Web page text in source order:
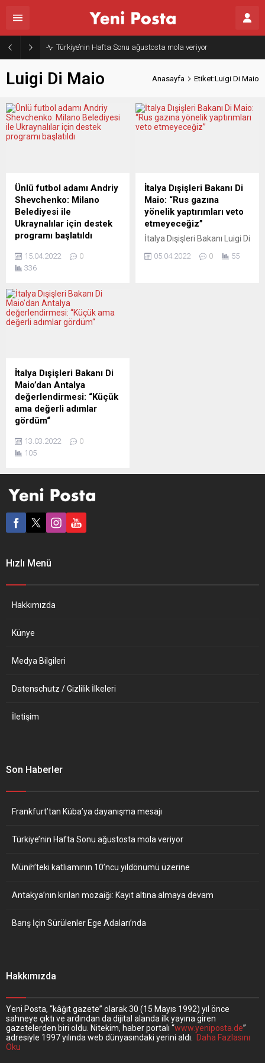
Türkiye’nin Hafta Sonu ağustosta mola veriyor
Luigi Di Maio Anasayfa Etiket:Luigi Di Maio
Ünlü futbol adamı Andriy
Shevchenko: Milano
Belediyesi ile
Ukraynalılar için destek
programı başlatıldı
uzun süre Milan forması
giyen Ukraynalı teknik
Milano Belediyesi ile
savaştan kaçan
vatandaşları için destek ve
Ukraynalı eski yıldız futbolcu
Shevchenko, savaştan
kaçan özellikle de Ukraynalı
çocuklara yönelik destek ve
dayanışma programı
“Ukrayna için hep...
15.04.2022
0
336
İtalya Dışişleri Bakanı Di
Maio: “Rus gazına
yönelik yaptırımları veto
etmeyeceğiz”
İtalya Dışişleri Bakanı Luigi Di
kentindeki sivil ölümlerinin
05.04.2022 0 55
İtalya Dışişleri Bakanı Di
Maio’dan Antalya
değerlendirmesi: “Küçük
ama değerli adımlar
gördüm“
Maio, Rusya Dışişleri Bakanı
Sergey Lavrov ve Ukrayna
Diplomasi Forumu 2022
görüşmelerinin ve yeniden
görüşmek için müsait
olduğunu belirtti. Bakan Di
ülkenin önde gelen
13.03.2022
0
105
Hızlı Menü
Hakkımızda
Künye
Medya Bilgileri
Datenschutz / Gizlilik İlkeleri
İletişim
Son Haberler
Frankfurt’tan Küba’ya dayanışma mesajı
Türkiye’nin Hafta Sonu ağustosta mola veriyor
Münih’teki katliamının 10’ncu yıldönümü üzerine
Antakya’nın kırılan mozaiği: Kayıt altına almaya devam
Barış İçin Sürülenler Ege Adaları’nda
Hakkımızda
Yeni Posta, “kâğıt gazete” olarak 30 (15 Mayıs 1992) yıl önce
sahneye çıktı ve ardından da dijital alanda ilk yayına giren
gazetelerden biri oldu. Nitekim, haber portalı “www.yeniposta.de”
adresiyle 1997 yılında web dünyasındaki yerini aldı.
Daha Fazlasını
Oku